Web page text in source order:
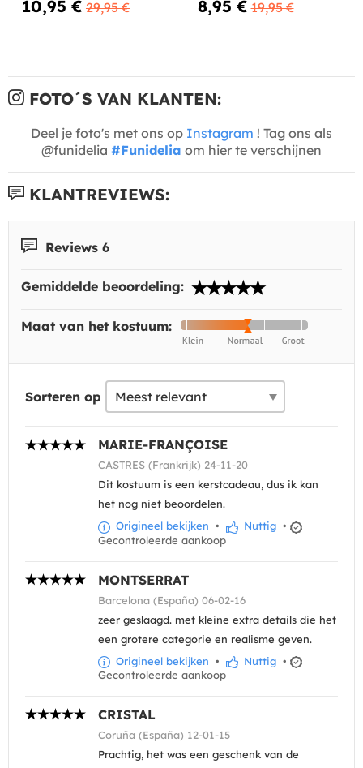
10,95 € 29,95 € 8,95 € 19,95 €
FOTO´S VAN KLANTEN:
Deel je foto's met ons op Instagram ! Tag ons als
@funidelia #Funidelia om hier te verschijnen
KLANTREVIEWS:
Reviews 6
Gemiddelde beoordeling:
Maat van het kostuum:
Sorteren op
MARIE-FRANÇOISE
CASTRES (Frankrijk) 24-11-20
Dit kostuum is een kerstcadeau, dus ik kan
het nog niet beoordelen.
Origineel bekijken • Nuttig •
Gecontroleerde aankoop
MONTSERRAT
Barcelona (España) 06-02-16
zeer geslaagd. met kleine extra details die het
een grotere categorie en realisme geven.
Origineel bekijken • Nuttig •
Gecontroleerde aankoop
CRISTAL
Coruña (España) 12-01-15
Prachtig, het was een geschenk van de